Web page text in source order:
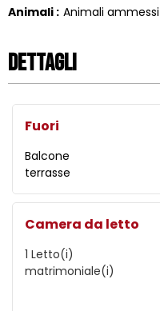
Animali : Animali ammessi
Dettagli
Fuori
Balcone
terrasse
Camera da letto
1 Letto(i)
matrimoniale(i)